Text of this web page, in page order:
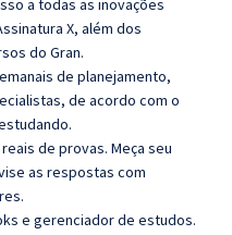
a todas as inovações
X, além dos
do Gran.
de planejamento,
de acordo com o
de provas. Meça seu
as respostas com
e gerenciador de estudos.